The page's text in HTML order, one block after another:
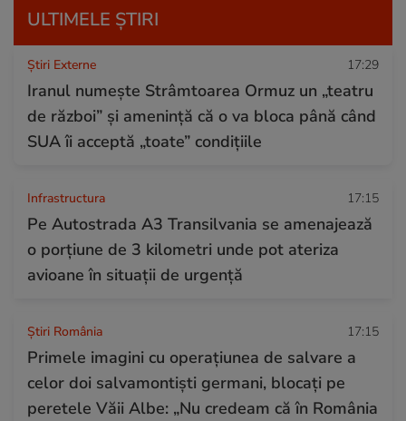
ULTIMELE ȘTIRI
Știri Externe 17:29
Iranul numește Strâmtoarea Ormuz un „teatru
de război” și amenință că o va bloca până când
SUA îi acceptă „toate” condițiile
Infrastructura 17:15
Pe Autostrada A3 Transilvania se amenajează
o porțiune de 3 kilometri unde pot ateriza
avioane în situații de urgență
Știri România 17:15
Primele imagini cu operațiunea de salvare a
celor doi salvamontiști germani, blocați pe
peretele Văii Albe: „Nu credeam că în România